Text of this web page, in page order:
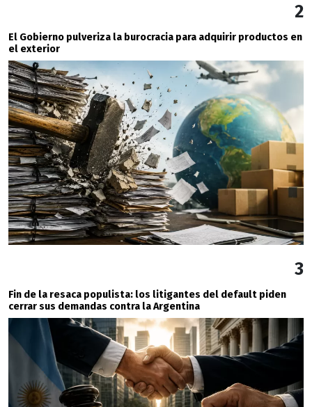
2
El Gobierno pulveriza la burocracia para adquirir productos en
el exterior
3
Fin de la resaca populista: los litigantes del default piden
cerrar sus demandas contra la Argentina